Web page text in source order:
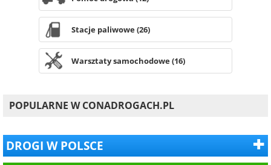
Stacje paliwowe (26)
Warsztaty samochodowe (16)
POPULARNE W CONADROGACH.PL
DROGI W POLSCE